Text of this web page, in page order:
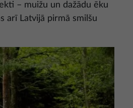
– muižu un dažādu ēku
arī Latvijā pirmā smilšu